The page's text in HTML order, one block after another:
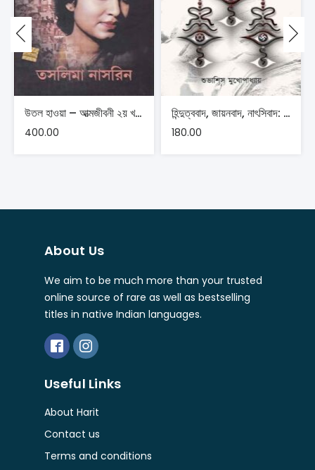
উতল হাওয়া – আত্মজীবনী ২য় খণ্ড | তসলিমা নাসরিন
400.00
হিন্দুত্ববাদ, জায়নবাদ, নাৎসিবাদ: একই বৃন্তে তিনটি কুসুম – শুভাশিস মুখোপাধ্যায়
180.00
About Us
We aim to be much more than your trusted
online source of rare as well as bestselling
titles in native Indian languages.
Useful Links
About Harit
Contact us
Terms and conditions